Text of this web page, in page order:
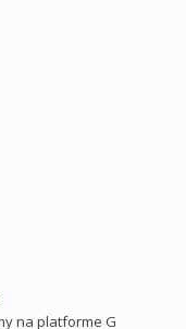
na platforme G